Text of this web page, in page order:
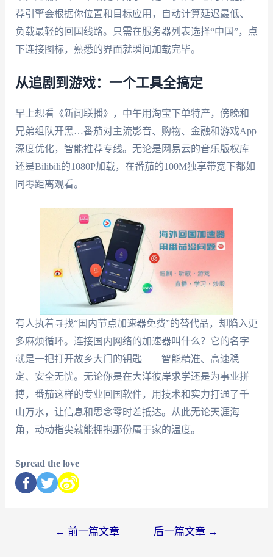
荐引擎会根据你位置和目标应用，自动计算延迟最低、
负载最轻的回国线路。只需在服务器列表选择“中国”，点
下连接图标，熟悉的界面就瞬间加载完毕。
从追剧到游戏：一个工具全搞定
早上想看《新闻联播》，中午用淘宝下单特产，傍晚和
兄弟组队开黑…番茄对主流影音、购物、金融和游戏App
深度优化，智能推荐专线。无论是网易云的音乐版权库
还是Bilibili的1080P加载，在番茄的100M独享带宽下都如
同零距离观看。
有人执着寻找“国内节点加速器免费”的替代品，却陷入更
多麻烦循环。连接国内网络的加速器叫什么？它的名字
就是一把打开故乡大门的钥匙——智能精准、高速稳
定、安全无忧。无论你是在大洋彼岸求学还是为事业拼
搏，番茄这样的专业回国软件，用技术和实力打通了千
山万水，让信息和思念零时差抵达。从此无论天涯海
角，动动指尖就能拥抱那份属于家的温度。
Spread the love
← 前一篇文章 后一篇文章 →